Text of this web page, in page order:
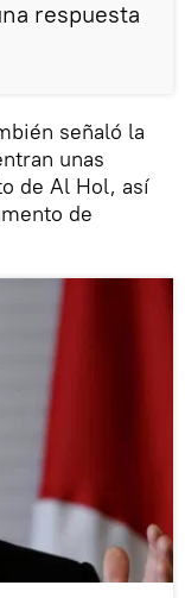
respuesta
señaló la
unas
de Al Hol, así
de